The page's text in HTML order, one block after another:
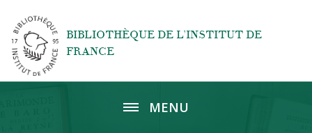
BIBLIOTHÈQUE DE L’INSTITUT DE
FRANCE
MENU